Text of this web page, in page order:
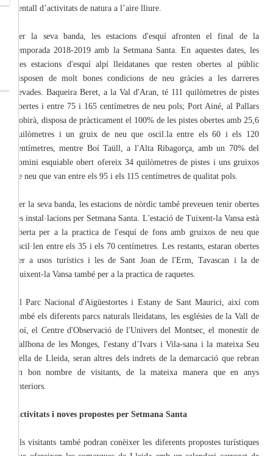
ventall d’activitats de natura a l’aire lliure.
Per la seva banda, les estacions d'esquí afronten el final de la
temporada 2018-2019 amb la Setmana Santa. En aquestes dates, les
tres estacions d'esquí alpí lleidatanes que resten obertes al públic
disposen de molt bones condicions de neu gràcies a les darreres
nevades. Baqueira Beret, a la Val d'Aran, té 111 quilòmetres de pistes
obertes i entre 75 i 165 centímetres de neu pols; Port Ainé, al Pallars
Sobirà, disposa de pràcticament el 100% de les pistes obertes amb 25,6
quilòmetres i un gruix de neu que oscil.la entre els 60 i els 120
centímetres, mentre Boí Taüll, a l'Alta Ribagorça, amb un 70% del
domini esquiable obert ofereix 34 quilòmetres de pistes i uns gruixos
de neu que van entre els 95 i els 115 centímetres de qualitat pols.
Per la seva banda, les estacions de nòrdic també preveuen tenir obertes
les instal·lacions per Setmana Santa. L'estació de Tuixent-la Vansa està
oberta per a la practica de l'esquí de fons amb gruixos de neu que
oscil·len entre els 35 i els 70 centímetres. Les restants, estaran obertes
per a usos turístics i les de Sant Joan de l'Erm, Tavascan i la de
Tuixent-la Vansa també per a la practica de raquetes.
El Parc Nacional d'Aigüestortes i Estany de Sant Maurici, així com
també els diferents parcs naturals lleidatans, les esglésies de la Vall de
Boí, el Centre d'Observació de l'Univers del Montsec, el monestir de
Vallbona de les Monges, l'estany d’Ivars i Vila-sana i la mateixa Seu
Vella de Lleida, seran altres dels indrets de la demarcació que rebran
un bon nombre de visitants, de la mateixa manera que en anys
anteriors.
Activitats i noves propostes per Setmana Santa
Els visitants també podran conèixer les diferents propostes turístiques